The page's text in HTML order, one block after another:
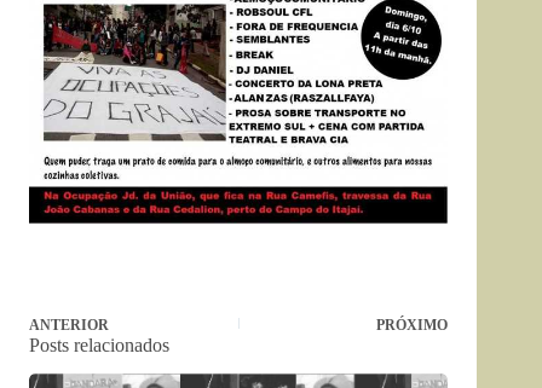
ANTERIOR PRÓXIMO
Posts relacionados